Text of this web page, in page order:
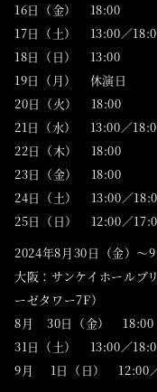
16日（金） 18:00
17日（土） 13:00／
18日（日） 13:00
19日（月） 休演日
20日（火） 18:00
21日（水） 13:00／
22日（木） 18:00
23日（金） 18:00
24日（土） 13:00／
25日（日） 12:00／
2024年8月30日（金）～9
大阪：サンケイホールブ
ーゼタワー7F）
8月 30日（金） 18:00
31日（土） 13:00／
9月 1日（日） 12:00